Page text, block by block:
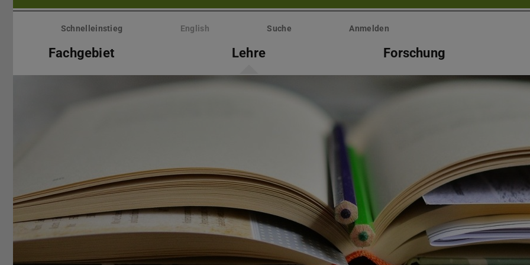
Menü
überspringenSchnelleinstieg English Suche Anmelden
Fachgebiet Lehre Forschung